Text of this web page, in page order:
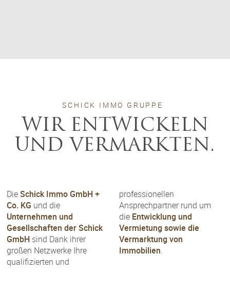
SCHICK IMMO GRUPPE
WIR ENTWICKELN
UND VERMARKTEN.
DieSchick Immo GmbH +
Co. KG und die
Unternehmen und
Gesellschaften der Schick
GmbH sind Dank ihrer
großen Netzwerke Ihre
qualifizierten und
professionellen
Ansprechpartner rund um
die Entwicklung und
Vermietung sowie die
Vermarktung von
Immobilien.